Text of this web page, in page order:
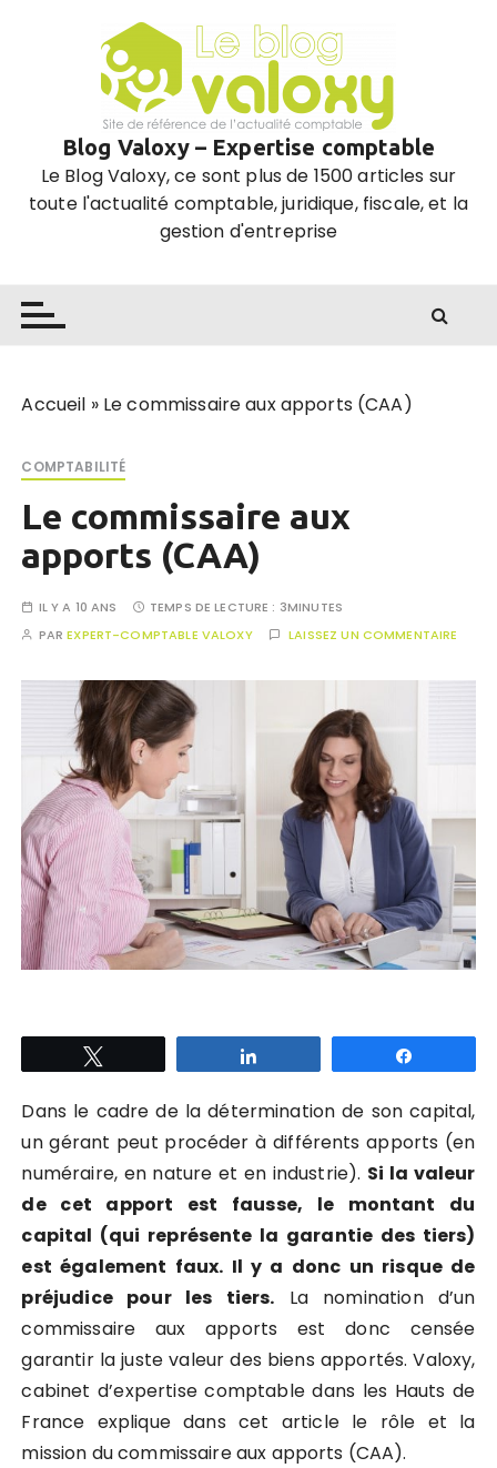
Blog Valoxy – Expertise comptable
Le Blog Valoxy, ce sont plus de 1500 articles sur
toute l'actualité comptable, juridique, fiscale, et la
gestion d'entreprise
Accueil » Le commissaire aux apports (CAA)
COMPTABILITÉ
Le commissaire aux
apports (CAA)
IL Y A 10 ANS TEMPS DE LECTURE : 3MINUTES
PAREXPERT-COMPTABLE VALOXY LAISSEZ UN COMMENTAIRE
Dans le cadre de la détermination de son capital,
un gérant peut procéder à différents apports (en
numéraire, en nature et en industrie). Si la valeur
de cet apport est fausse, le montant du
capital (qui représente la garantie des tiers)
est également faux. Il y a donc un risque de
préjudice pour les tiers. La nomination d’un
commissaire aux apports est donc censée
garantir la juste valeur des biens apportés. Valoxy,
cabinet d’expertise comptable dans les Hauts de
France explique dans cet article le rôle et la
mission du commissaire aux apports (CAA).